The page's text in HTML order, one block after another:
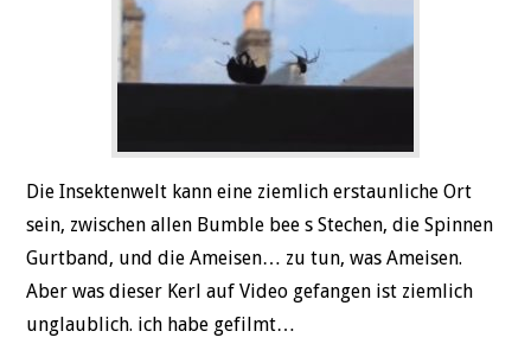
Die Insektenwelt kann eine ziemlich erstaunliche Ort
sein, zwischen allen Bumble bee s Stechen, die Spinnen
Gurtband, und die Ameisen… zu tun, was Ameisen.
Aber was dieser Kerl auf Video gefangen ist ziemlich
unglaublich. ich habe gefilmt…